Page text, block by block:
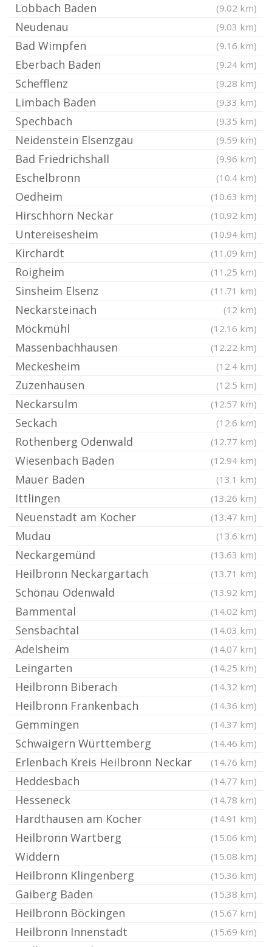
Lobbach Baden (9.02 km)
Neudenau (9.03 km)
Bad Wimpfen (9.16 km)
Eberbach Baden (9.24 km)
Schefflenz (9.28 km)
Limbach Baden (9.33 km)
Spechbach (9.35 km)
Neidenstein Elsenzgau (9.59 km)
Bad Friedrichshall (9.96 km)
Eschelbronn (10.4 km)
Oedheim (10.63 km)
Hirschhorn Neckar (10.92 km)
Untereisesheim (10.94 km)
Kirchardt (11.09 km)
Roigheim (11.25 km)
Sinsheim Elsenz (11.71 km)
Neckarsteinach (12 km)
Möckmühl (12.16 km)
Massenbachhausen (12.22 km)
Meckesheim (12.4 km)
Zuzenhausen (12.5 km)
Neckarsulm (12.57 km)
Seckach (12.6 km)
Rothenberg Odenwald (12.77 km)
Wiesenbach Baden (12.94 km)
Mauer Baden (13.1 km)
Ittlingen (13.26 km)
Neuenstadt am Kocher (13.47 km)
Mudau (13.6 km)
Neckargemünd (13.63 km)
Heilbronn Neckargartach (13.71 km)
Schönau Odenwald (13.92 km)
Bammental (14.02 km)
Sensbachtal (14.03 km)
Adelsheim (14.07 km)
Leingarten (14.25 km)
Heilbronn Biberach (14.32 km)
Heilbronn Frankenbach (14.36 km)
Gemmingen (14.37 km)
Schwaigern Württemberg (14.46 km)
Erlenbach Kreis Heilbronn Neckar (14.76 km)
Heddesbach (14.77 km)
Hesseneck (14.78 km)
Hardthausen am Kocher (14.91 km)
Heilbronn Wartberg (15.06 km)
Widdern (15.08 km)
Heilbronn Klingenberg (15.36 km)
Gaiberg Baden (15.38 km)
Heilbronn Böckingen (15.67 km)
Heilbronn Innenstadt (15.69 km)